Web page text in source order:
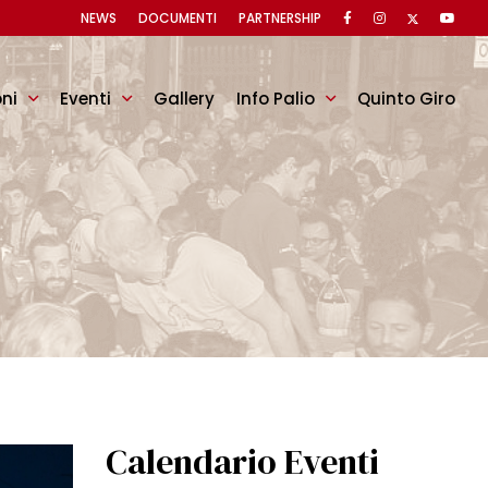
Eventi Gallery Info Palio Quinto Giro
NEWS DOCUMENTI PARTNERSHIP
Calendario Eventi